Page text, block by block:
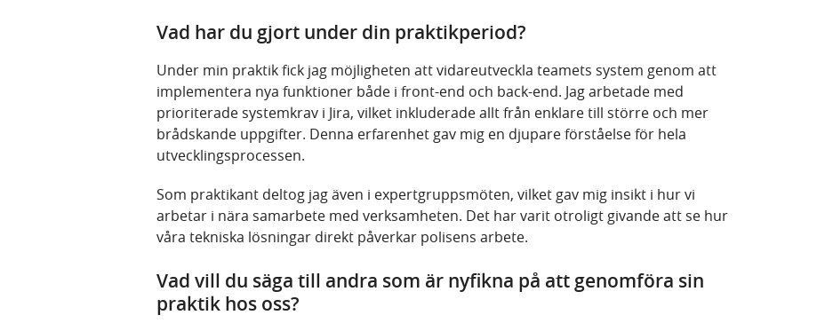
Vad har du gjort under din praktikperiod?
Under min praktik fick jag möjligheten att vidareutveckla teamets system genom att
implementera nya funktioner både i front-end och back-end. Jag arbetade med
prioriterade systemkrav i Jira, vilket inkluderade allt från enklare till större och mer
brådskande uppgifter. Denna erfarenhet gav mig en djupare förståelse för hela
utvecklingsprocessen.
Som praktikant deltog jag även i expertgruppsmöten, vilket gav mig insikt i hur vi
arbetar i nära samarbete med verksamheten. Det har varit otroligt givande att se hur
våra tekniska lösningar direkt påverkar polisens arbete.
Vad vill du säga till andra som är nyfikna på att genomföra sin
praktik hos oss?